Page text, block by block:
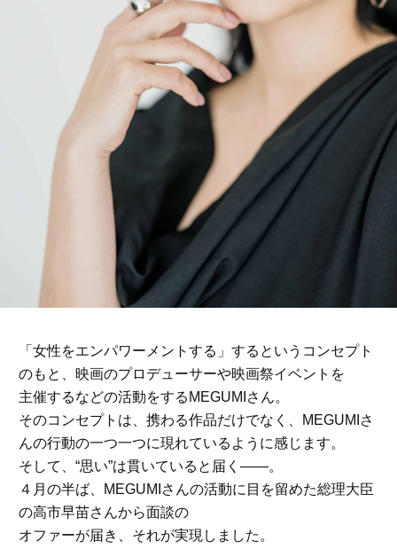
「女性をエンパワーメントする」するというコンセプト
のもと、映画のプロデューサーや映画祭イベントを
主催するなどの活動をするMEGUMIさん。
そのコンセプトは、携わる作品だけでなく、MEGUMIさ
んの行動の一つ一つに現れているように感じます。
そして、“思い”は貫いていると届く――。
４月の半ば、MEGUMIさんの活動に目を留めた総理大臣
の高市早苗さんから面談の
オファーが届き、それが実現しました。